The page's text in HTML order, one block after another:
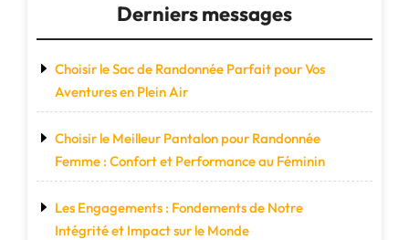
Derniers messages
Choisir le Sac de Randonnée Parfait pour Vos
Aventures en Plein Air
Choisir le Meilleur Pantalon pour Randonnée
Femme : Confort et Performance au Féminin
Les Engagements : Fondements de Notre
Intégrité et Impact sur le Monde